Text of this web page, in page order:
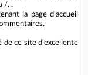
/. .
la page d'accueil
de ce site d'excellente